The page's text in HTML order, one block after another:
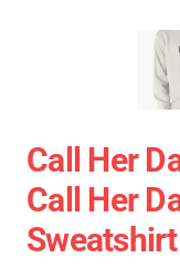
Call Her
Call Her